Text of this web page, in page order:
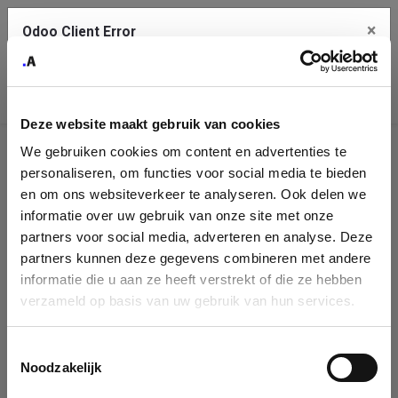
Deze website maakt gebruik van cookies
We gebruiken cookies om content en advertenties te
personaliseren, om functies voor social media te bieden
en om ons websiteverkeer te analyseren. Ook delen we
informatie over uw gebruik van onze site met onze
partners voor social media, adverteren en analyse. Deze
partners kunnen deze gegevens combineren met andere
informatie die u aan ze heeft verstrekt of die ze hebben
verzameld op basis van uw gebruik van hun services.
Noodzakelijk
Company
Identification
Please fill in your company details
You can search a company in our database by name, VAT or
enterprise ID. When a company is selected it will auto-complete the
form. If you don't find your company in our database, you can create
Odoo Client Error ×
service.
See details
Ok